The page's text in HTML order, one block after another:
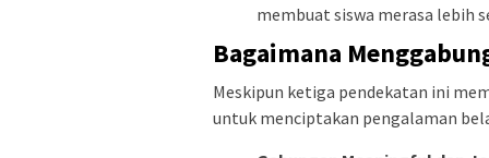
membuat siswa merasa lebih
Bagaimana
Meskipun ketiga pendekatan ini
untuk menciptakan pengalaman